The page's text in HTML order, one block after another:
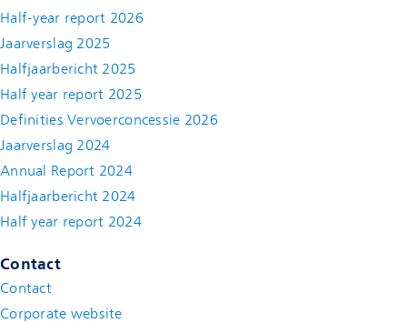
Half-year report 2026
Jaarverslag 2025
Halfjaarbericht 2025
Half year report 2025
Definities Vervoerconcessie 2026
Jaarverslag 2024
Annual Report 2024
Halfjaarbericht 2024
Half year report 2024(new window)
Contact
Contact
Corporate website